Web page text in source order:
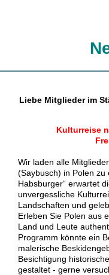
Liebe Mitglieder im
Kulturreise
Wir laden alle
(Saybusch) in Polen zu
Habsburger“ erwartet
unvergessliche
Landschaften und
Erleben Sie Polen aus
Land und Leute
Programm könnte ein
malerische
Besichtigung
gestaltet - gerne